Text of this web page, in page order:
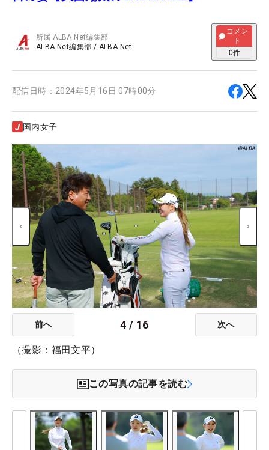
所属ALBA Net編集部
ALBA Net編集部 / ALBA Net
コメン
ト
0件
配信日時： 2024年5月16日 07時00分
国内女子
前へ 4 / 16 次へ
（撮影：福田文平）
この写真の記事を読む